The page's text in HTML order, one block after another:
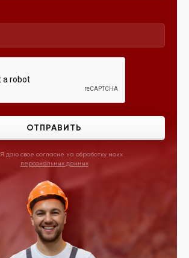
ОТПРАВИТЬ
Я даю свое согласие на обработку моих
персональных данных